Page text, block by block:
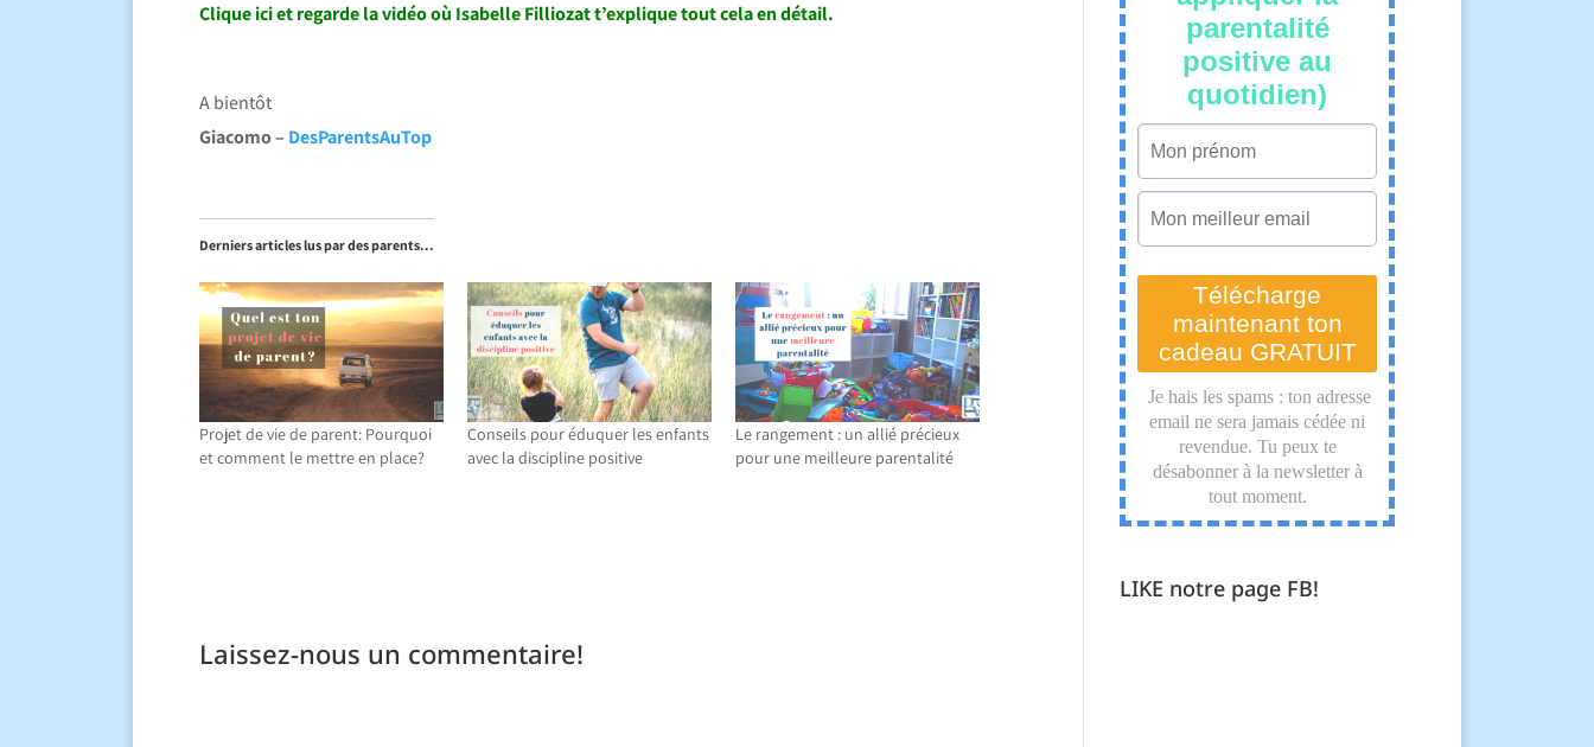
Clique ici et regarde la vidéo où Isabelle Filliozat t’explique tout cela en détail.
A bientôt
Giacomo – DesParentsAuTop
Derniers articles lus par des parents...
Projet de vie de parent: Pourquoi
et comment le mettre en place?
Conseils pour éduquer les enfants
avec la discipline positive
Le rangement : un allié précieux
pour une meilleure parentalité
Laissez-nous un commentaire!
LIKE notre page FB!